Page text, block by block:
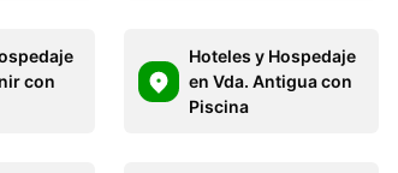
con
Hoteles y Hospedaje
en Vda. Antigua con
Piscina